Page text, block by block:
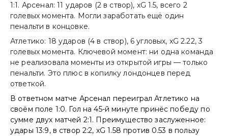
1:1. Арсенал: 11 ударов (2 в створ), xG 1.5, всего 2
голевых момента. Могли заработать ещё один
пенальти в концовке.
Атлетико: 18 ударов (4 в створ), 6 угловых, xG 2.22, 3
голевых момента. Ключевой момент: ни одна команда
не реализовала моменты из открытой игры — только
пенальти. Это плюс в копилку лондонцев перед
ответкой.
В ответном матче Арсенал переиграл Атлетико на
своём поле 1:0. Гол на 45-й минуте принёс победу по
сумме двух матчей 2:1. Преимущество заслуженное:
удары 13:9, в створ 2:2, xG 1.58 против 0.53 в пользу